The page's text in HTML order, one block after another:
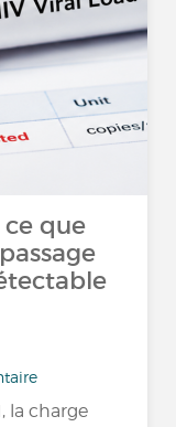
que
la charge